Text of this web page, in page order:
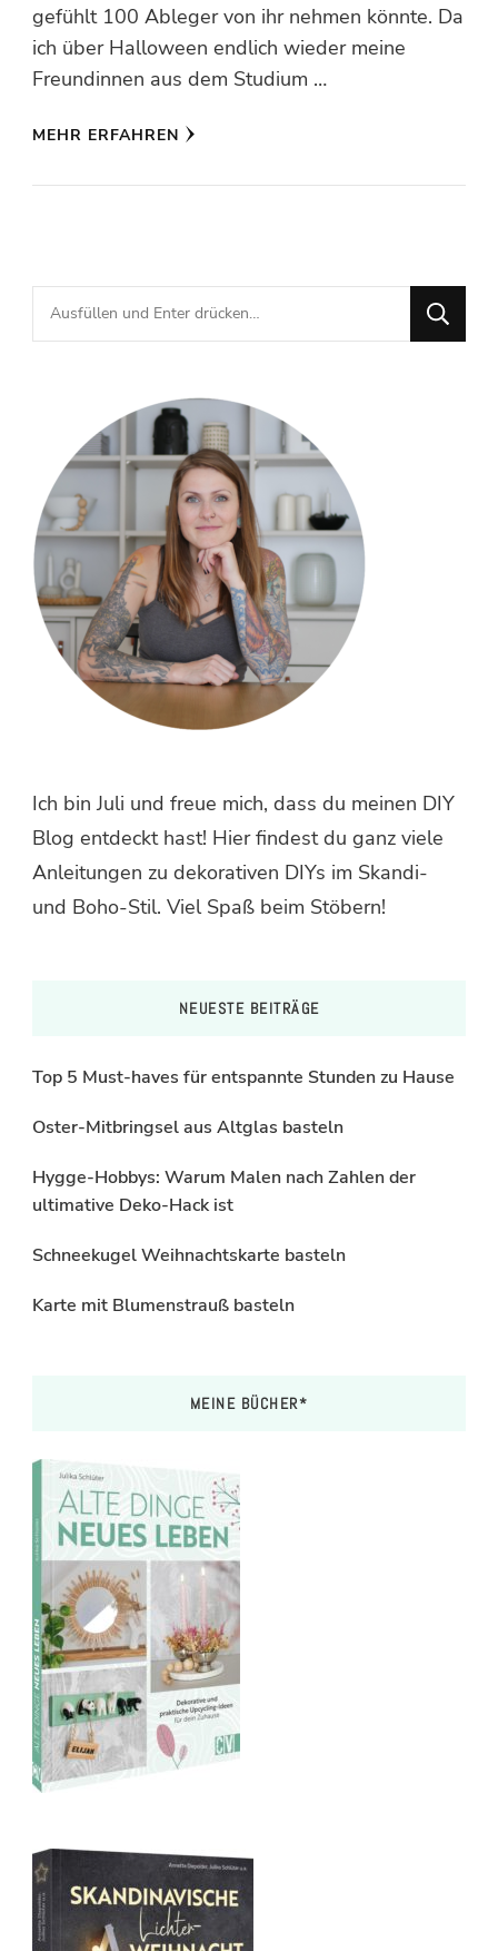
gefühlt 100 Ableger von ihr nehmen könnte. Da
ich über Halloween endlich wieder meine
Freundinnen aus dem Studium …
MEHR ERFAHREN
Suchst
du
Ich bin Juli und freue mich, dass du meinen DIY
Blog entdeckt hast! Hier findest du ganz viele
Anleitungen zu dekorativen DIYs im Skandi-
und Boho-Stil. Viel Spaß beim Stöbern!
NEUESTE BEITRÄGE
Top 5 Must-haves für entspannte Stunden zu Hause
Oster-Mitbringsel aus Altglas basteln
Hygge-Hobbys: Warum Malen nach Zahlen der
ultimative Deko-Hack ist
Schneekugel Weihnachtskarte basteln
Karte mit Blumenstrauß basteln
MEINE BÜCHER*